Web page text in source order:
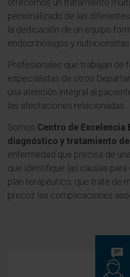
ofrecemos un tratamiento
personalizado de las
la dedicación de un equipo
endocrinólogos y nutricionistas.
Profesionales que trabajan de
especialistas de otros
una atención integral al
las afectaciones relacionadas.
Somos Centro de Excelencia
diagnóstico y tratamiento de
enfermedad que precisa de
que identifique las causas
plan terapéutico, que trate de
precoz las complicaciones